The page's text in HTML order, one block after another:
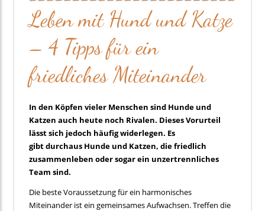
Leben mit Hund und Katze
– 4 Tipps für ein
friedliches Miteinander
In den Köpfen vieler Menschen sind Hunde und
Katzen auch heute noch Rivalen. Dieses Vorurteil
lässt sich jedoch häufig widerlegen. Es
gibt durchaus Hunde und Katzen, die friedlich
zusammenleben oder sogar ein unzertrennliches
Team sind.
Die beste Voraussetzung für ein harmonisches
Miteinander ist ein gemeinsames Aufwachsen. Treffen die